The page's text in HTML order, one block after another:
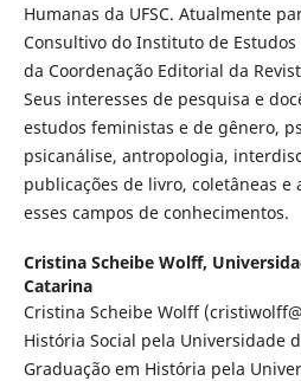
Humanas da UFSC. Atualmente
Consultivo do Instituto de Estudos
da Coordenação Editorial da
Seus interesses de pesquisa e
estudos feministas e de gênero,
psicanálise, antropologia,
publicações de livro, coletâneas e
esses campos de conhecimentos.
Cristina Scheibe Wolff,
Catarina
Cristina Scheibe Wolff
História Social pela Universidade
Graduação em História pela